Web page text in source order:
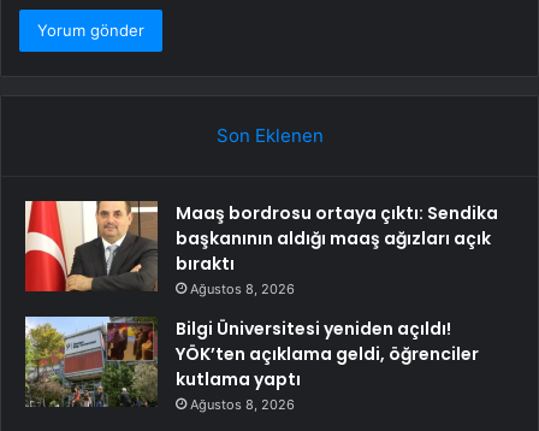
Son Eklenen
Maaş bordrosu ortaya çıktı: Sendika
başkanının aldığı maaş ağızları açık
bıraktı
Ağustos 8, 2026
Bilgi Üniversitesi yeniden açıldı!
YÖK’ten açıklama geldi, öğrenciler
kutlama yaptı
Ağustos 8, 2026